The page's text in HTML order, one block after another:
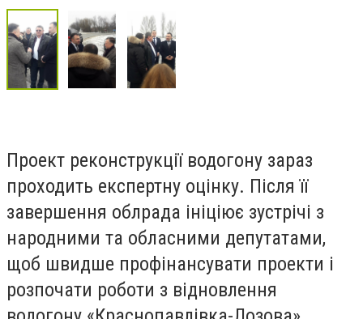
Проект реконструкції водогону зараз
проходить експертну оцінку. Після її
завершення облрада ініціює зустрічі з
народними та обласними депутатами,
щоб швидше профінансувати проекти і
розпочати роботи з відновлення